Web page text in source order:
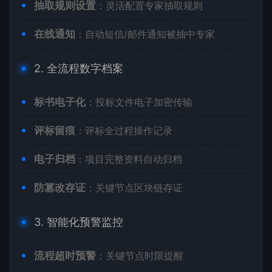
​抽取规则设置​ ​：灵活配置专家抽取规则
​在线通知​ ​：自动短信/邮件通知被抽中专家
2. 全流程数字档案
​标书电子化​​：投标文件电子加密传输
​评标留痕​ ​：评标全过程操作记录
​电子归档​ ​：项目完整资料自动归档
​防篡改存证​ ​：关键节点区块链存证
3. 智能化预警监控
​流程超时预警​ ​：关键节点时限提醒